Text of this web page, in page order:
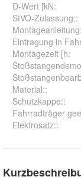
D-Wert [kN:
StVO-Zulassung::
Montageanleitung:
Eintragung in
Montagezeit [h:
Material::
Schutzkappe::
Fahrradträger
Elektrosatz::